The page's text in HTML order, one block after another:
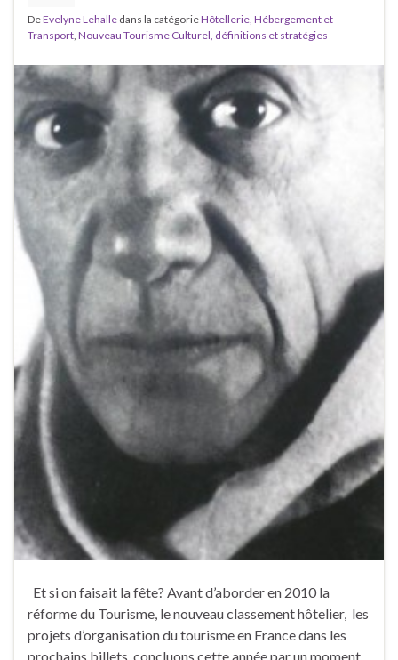
DeEvelyne Lehalle dans la catégorieHôtellerie, Hébergement et
Transport Nouveau Tourisme Culturel, définitions et stratégies
Et si on faisait la fête? Avant d’aborder en 2010 la
réforme du Tourisme, le nouveau classement hôtelier, les
projets d’organisation du tourisme en France dans les
prochains billets, concluons cette année par un moment